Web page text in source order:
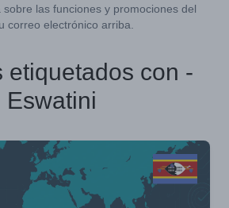
las funciones y promociones del
correo electrónico arriba.
etiquetados con -
Eswatini